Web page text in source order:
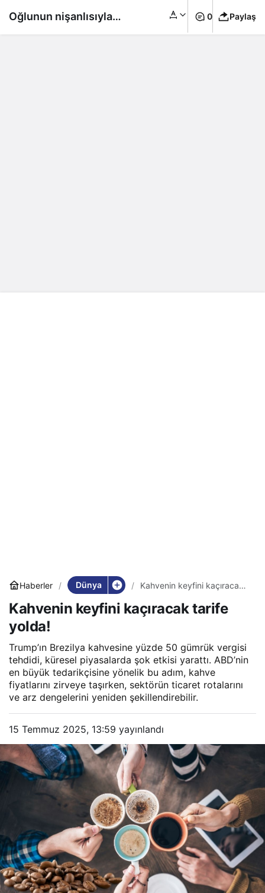
Haberler Dünya
Kahvenin keyfini kaçıracak
Kahvenin keyfini kaçıracak tarife
yolda!
Trump’ın Brezilya kahvesine yüzde 50 gümrük vergisi
tehdidi, küresel piyasalarda şok etkisi yarattı. ABD’nin
en büyük tedarikçisine yönelik bu adım, kahve
fiyatlarını zirveye taşırken, sektörün ticaret rotalarını
ve arz dengelerini yeniden şekillendirebilir.
15 Temmuz 2025, 13:59 yayınlandı
Oğlunun nişanlısıyla 0 Paylaş